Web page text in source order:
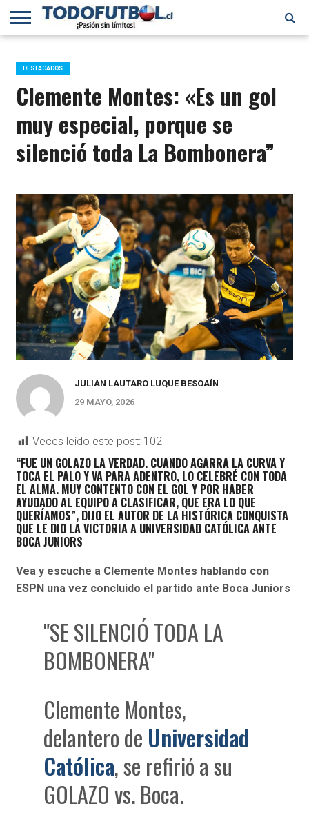
PRIMERA
B
SELECCIÓN
CHILENA
CHILENOS
EN EL
MUNDO
FÚTBOL
INTERNACIONAL
DESTACADOS
Clemente Montes: «Es un gol
muy especial, porque se
silenció toda La Bombonera”
JULIAN LAUTARO LUQUE BESOAÍN
29 MAYO, 2026
Veces leído este post: 102
“FUE UN GOLAZO LA VERDAD. CUANDO AGARRA LA CURVA Y
TOCA EL PALO Y VA PARA ADENTRO, LO CELEBRÉ CON TODA
EL ALMA. MUY CONTENTO CON EL GOL Y POR HABER
AYUDADO AL EQUIPO A CLASIFICAR, QUE ERA LO QUE
QUERÍAMOS”, DIJO EL AUTOR DE LA HISTÓRICA CONQUISTA
QUE LE DIO LA VICTORIA A UNIVERSIDAD CATÓLICA ANTE
BOCA JUNIORS
Vea y escuche a Clemente Montes hablando con
ESPN una vez concluido el partido ante Boca Juniors
"SE SILENCIÓ TODA LA
BOMBONERA"
Clemente Montes,
delantero de Universidad
Católica, se refirió a su
GOLAZO vs. Boca.